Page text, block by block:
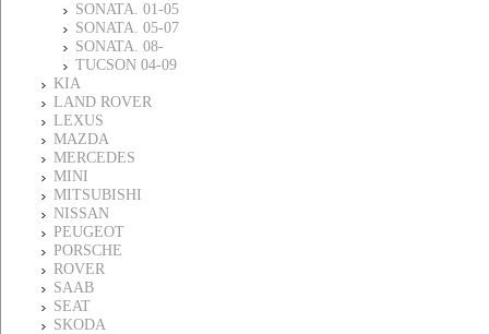
SONATA. 01-05
SONATA. 05-07
SONATA. 08-
TUCSON 04-09
KIA
LAND ROVER
LEXUS
MAZDA
MERCEDES
MINI
MITSUBISHI
NISSAN
PEUGEOT
PORSCHE
ROVER
SAAB
SEAT
SKODA